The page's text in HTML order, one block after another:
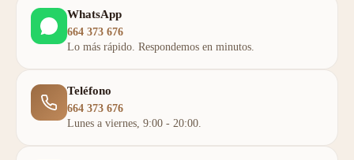
WhatsApp
664 373 676
Lo más rápido. Respondemos en minutos.
Teléfono
664 373 676
Lunes a viernes, 9:00 - 20:00.